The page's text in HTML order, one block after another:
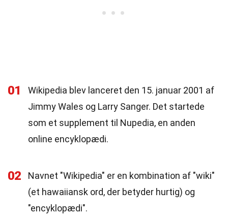
01
Wikipedia blev lanceret den 15. januar 2001 af
Jimmy Wales og Larry Sanger. Det startede
som et supplement til Nupedia, en anden
online encyklopædi.
02
Navnet "Wikipedia" er en kombination af "wiki"
(et hawaiiansk ord, der betyder hurtig) og
"encyklopædi".